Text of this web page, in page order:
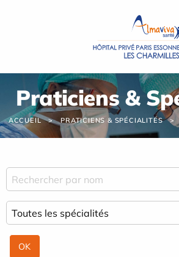
Praticiens &
ACCUEIL PRATICIENS & SPÉCIALITÉS